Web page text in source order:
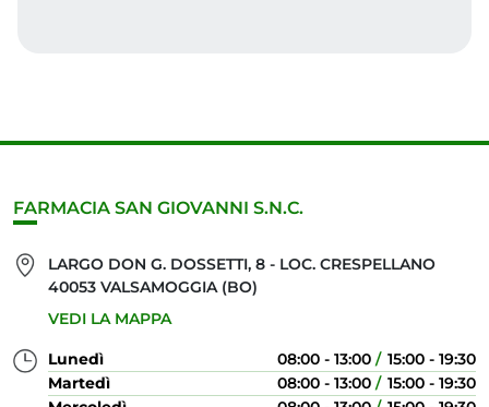
FARMACIA SAN GIOVANNI S.N.C.
LARGO DON G. DOSSETTI, 8 - LOC. CRESPELLANO
40053 VALSAMOGGIA (BO)
VEDI LA MAPPA
Lunedì 08:00 - 13:00
15:00 - 19:30
Martedì
08:00 - 13:00
15:00 - 19:30